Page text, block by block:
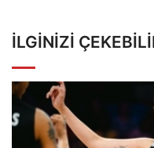
İLGINIZI